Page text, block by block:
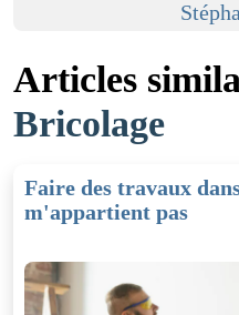
Articles
Bricolage
Faire des travaux
m'appartient pas